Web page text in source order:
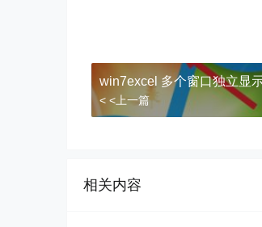
win7excel 多个窗口独立显
< <上一篇
相关内容